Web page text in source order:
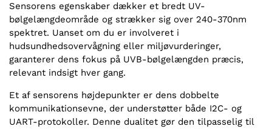
Sensorens egenskaber dækker et bredt UV-
bølgelængdeområde og strækker sig over 240-370nm
spektret. Uanset om du er involveret i
hudsundhedsovervågning eller miljøvurderinger,
garanterer dens fokus på UVB-bølgelængden præcis,
relevant indsigt hver gang.
Et af sensorens højdepunkter er dens dobbelte
kommunikationsevne, der understøtter både I2C- og
UART-protokoller. Denne dualitet gør den tilpasselig til